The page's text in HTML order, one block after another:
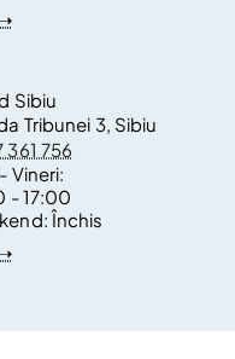
Sibiu
Tribunei 3, Sibiu
361 756
Vineri:
- 17:00
Închis